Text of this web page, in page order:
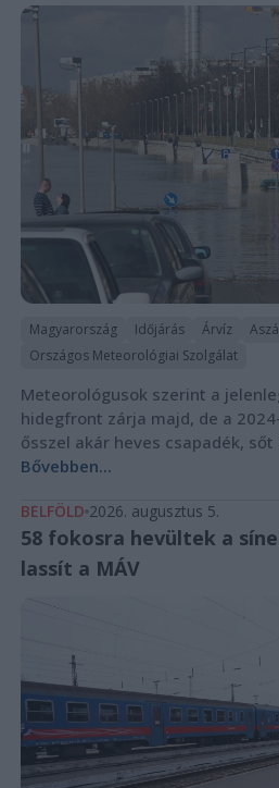
Magyarország Időjárás Árvíz
Országos Meteorológiai Szolgálat
Meteorológusok szerint a
hidegfront zárja majd, de a
ősszel akár heves csapadék,
Bővebben...
BELFÖLD 2026. augusztus 5.
58 fokosra hevültek a
lassít a MÁV